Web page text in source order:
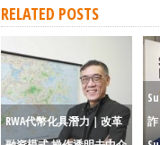
RELATED POSTS
RWA代幣化具潛力｜改革
詐